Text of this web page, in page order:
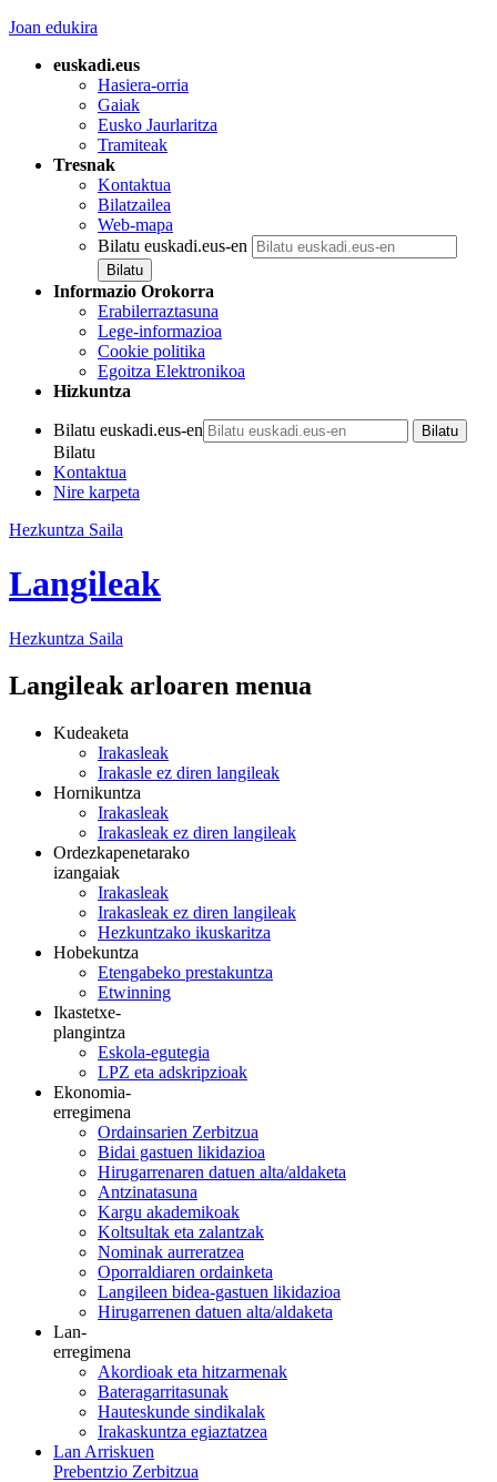
Joan edukira
euskadi.eus
Hasiera-orria
Gaiak
Eusko Jaurlaritza
Tramiteak
Tresnak
Kontaktua
Bilatzailea
Web-mapa
Bilatu euskadi.eus-en
Informazio Orokorra
Erabilerraztasuna
Lege-informazioa
Cookie politika
Egoitza Elektronikoa
Hizkuntza
Bilatu euskadi.eus-en
Bilatu
Kontaktua
Nire karpeta
Hezkuntza Saila
Langileak
Hezkuntza Saila
Langileak arloaren menua
Kudeaketa
Irakasleak
Irakasle ez diren langileak
Hornikuntza
Irakasleak
Irakasleak ez diren langileak
Ordezkapenetarako
izangaiak
Irakasleak
Irakasleak ez diren langileak
Hezkuntzako ikuskaritza
Hobekuntza
Etengabeko prestakuntza
Etwinning
Ikastetxe-
plangintza
Eskola-egutegia
LPZ eta adskripzioak
Ekonomia-
erregimena
Ordainsarien Zerbitzua
Bidai gastuen likidazioa
Hirugarrenaren datuen alta/aldaketa
Antzinatasuna
Kargu akademikoak
Koltsultak eta zalantzak
Nominak aurreratzea
Oporraldiaren ordainketa
Langileen bidea-gastuen likidazioa
Hirugarrenen datuen alta/aldaketa
Lan-
erregimena
Akordioak eta hitzarmenak
Bateragarritasunak
Hauteskunde sindikalak
Irakaskuntza egiaztatzea
Lan Arriskuen
Prebentzio Zerbitzua